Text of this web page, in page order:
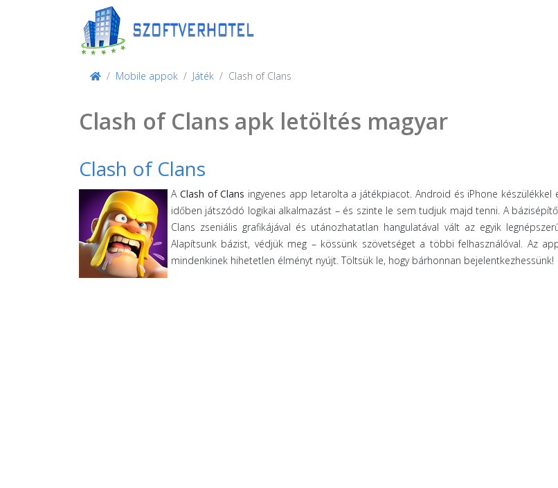
Mobile appok Játék Clash of Clans
Clash of Clans apk letöltés magyar
Clash of Clans
A Clash of Clans ingyenes app letarolta a játékpiacot. Android és iPhone készülékkel
időben játszódó logikai alkalmazást – és szinte le sem tudjuk majd tenni. A
Clans zseniális grafikájával és utánozhatatlan hangulatával vált az egyik
Alapítsunk bázist, védjük meg – kössünk szövetséget a többi felhasználóval. Az
mindenkinek hihetetlen élményt nyújt. Töltsük le, hogy bárhonnan bejelentkezhessünk!